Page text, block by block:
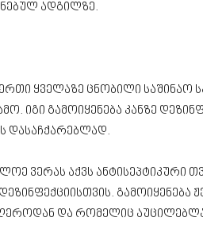
ადგილზე.
ყველაზე ცნობილი საშინაო
იგი გამოიყენება კანზე
დასაჩქარებლად.
ვერას აქვს ანტისეპტიკური
და რომელიც